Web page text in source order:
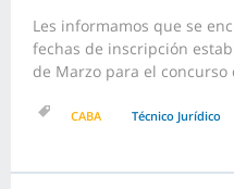
Les informamos que se
fechas de inscripción
de Marzo para el
CABA Técnico Jurídico